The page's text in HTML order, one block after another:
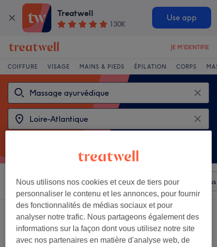
Treatwell
130K
Use app
JE M'IDENTIFIE
COIFFURE VISAGE MAINS & PIEDS ÉPILATION CORPS
Trier par N'importe quel prix Salons Offres Express
massages ayurvédique à Loire-Atlantique
Nous utilisons nos cookies et ceux de tiers pour
personnaliser le contenu et les annonces, pour fournir
des fonctionnalités de médias sociaux et pour
analyser notre trafic. Nous partageons également des
informations sur la façon dont vous utilisez notre site
avec nos partenaires en matière d'analyse web, de